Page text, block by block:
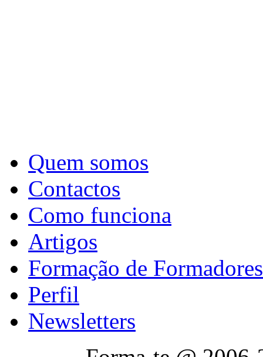
Quem somos
Contactos
Como funciona
Artigos
Formação de Formadores
Perfil
Newsletters